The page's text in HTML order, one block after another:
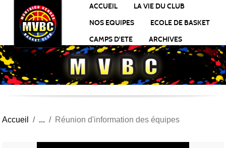
ACCUEIL
LA VIE DU CLUB
NOS EQUIPES
ECOLE DE BASKET
CAMPS D'ETE
ARCHIVES
Accueil Réunion d'information des équipes
Panneau de gestion des cookies